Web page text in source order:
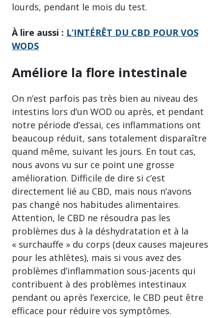
lourds, pendant le mois du test.
À lire aussi : L’INTÉRÊT DU CBD POUR VOS
WODS
Améliore la flore intestinale
On n’est parfois pas très bien au niveau des
intestins lors d’un WOD ou après, et pendant
notre période d’essai, ces inflammations ont
beaucoup réduit, sans totalement disparaître
quand même, suivant les jours. En tout cas,
nous avons vu sur ce point une grosse
amélioration. Difficile de dire si c’est
directement lié au CBD, mais nous n’avons
pas changé nos habitudes alimentaires.
Attention, le CBD ne résoudra pas les
problèmes dus à la déshydratation et à la
« surchauffe » du corps (deux causes majeures
pour les athlètes), mais si vous avez des
problèmes d’inflammation sous-jacents qui
contribuent à des problèmes intestinaux
pendant ou après l’exercice, le CBD peut être
efficace pour réduire vos symptômes.